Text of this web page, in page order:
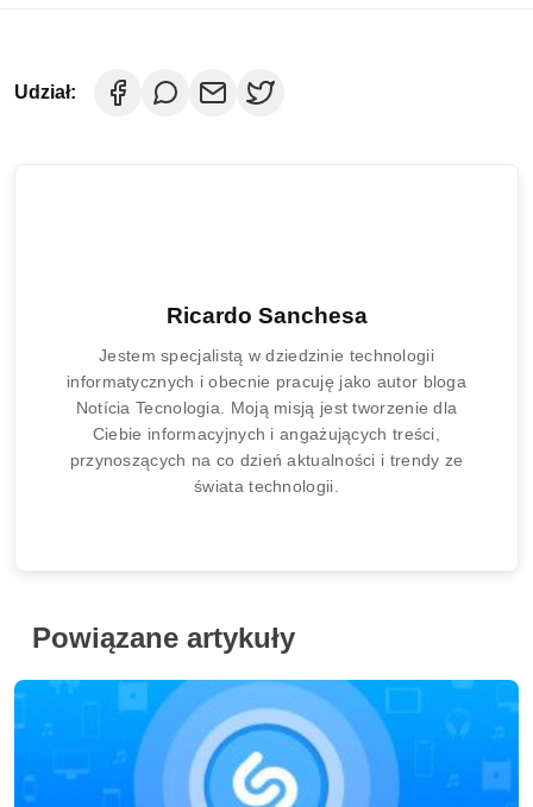
Udział:
Ricardo Sanchesa
Jestem specjalistą w dziedzinie technologii
informatycznych i obecnie pracuję jako autor bloga
Notícia Tecnologia. Moją misją jest tworzenie dla
Ciebie informacyjnych i angażujących treści,
przynoszących na co dzień aktualności i trendy ze
świata technologii.
Powiązane artykuły